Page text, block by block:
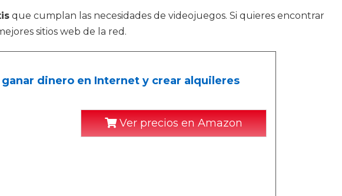
que cumplan las necesidades de videojuegos. Si quieres encontrar
sitios web de la red.
dinero en Internet y crear alquileres
Ver precios en Amazon